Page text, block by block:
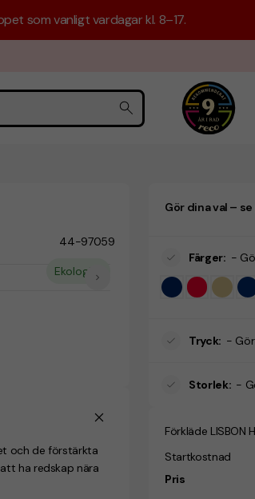
som vanligt vardagar kl. 8–17.
44-97059
Ekologisk
och de förstärkta
ha redskap nära
Gör dina val –
Färger: -
Tryck: -
Storlek: -
Förkläde LISBON
Startkostnad
Pris